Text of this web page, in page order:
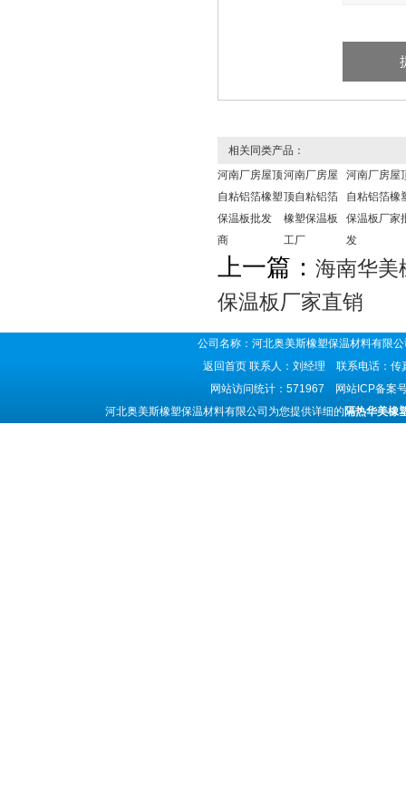
相关同类产品：
河南厂房屋顶
自粘铝箔橡塑
保温板批发
商
河南厂房屋
顶自粘铝箔
橡塑保温板
工厂
河南厂房屋
自粘铝箔橡
保温板厂家
发
上一篇： 海南华美
保温板厂家直销
公司名称：河北奥美斯橡塑保温材料有
返回首页 联系人：刘经理 联系电话：
网站访问统计：571967 网站ICP备案
河北奥美斯橡塑保温材料有限公司为您提供详细的 隔热华美橡